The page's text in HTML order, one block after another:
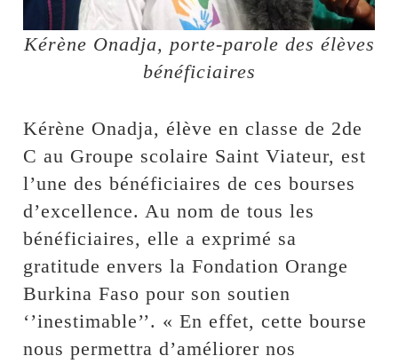
Kérène Onadja, porte-parole des élèves
bénéficiaires
Kérène Onadja, élève en classe de 2de
C au Groupe scolaire Saint Viateur, est
l’une des bénéficiaires de ces bourses
d’excellence. Au nom de tous les
bénéficiaires, elle a exprimé sa
gratitude envers la Fondation Orange
Burkina Faso pour son soutien
‘’inestimable’’. « En effet, cette bourse
nous permettra d’améliorer nos